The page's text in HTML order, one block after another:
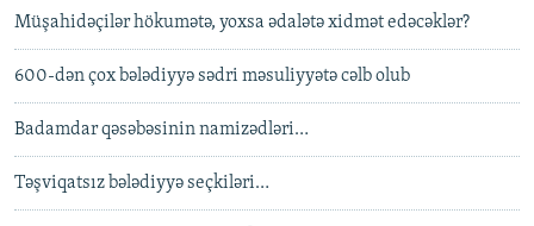
Müşahidəçilər hökumətə, yoxsa ədalətə xidmət edəcəklər?
600-dən çox bələdiyyə sədri məsuliyyətə cəlb olub
Badamdar qəsəbəsinin namizədləri…
Təşviqatsız bələdiyyə seçkiləri…